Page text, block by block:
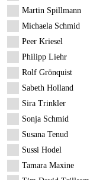
Martin Spillmann
Michaela Schmid
Peer Kriesel
Philipp Liehr
Rolf Grönquist
Sabeth Holland
Sira Trinkler
Sonja Schmid
Susana Tenud
Sussi Hodel
Tamara Maxine